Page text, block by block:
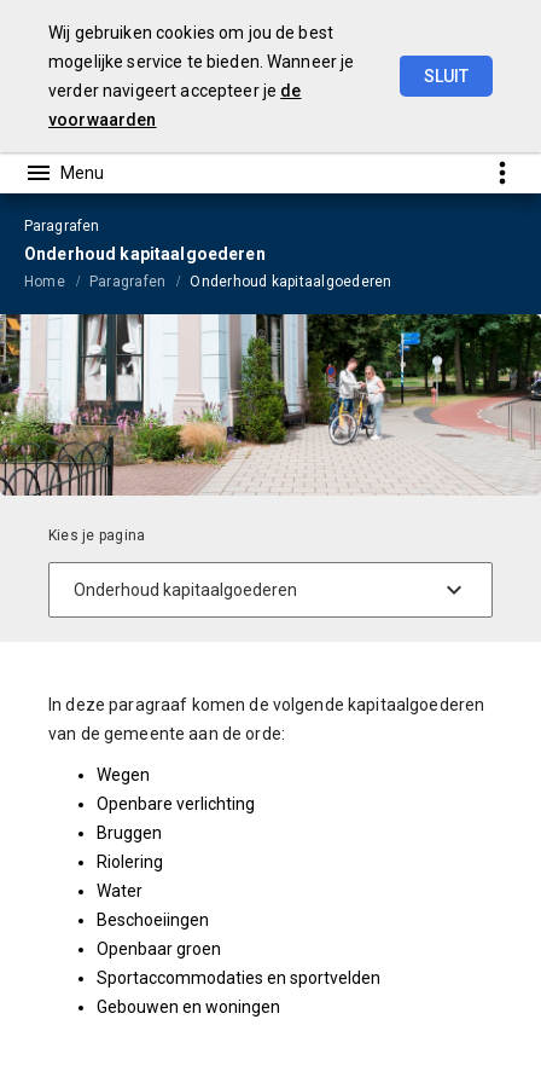
Wij gebruiken cookies om jou de best
mogelijke service te bieden. Wanneer je
verder navigeert accepteer je de
voorwaarden
SLUIT
Paragrafen
Onderhoud kapitaalgoederen
Home Paragrafen Onderhoud kapitaalgoederen
In deze paragraaf komen de volgende kapitaalgoederen
van de gemeente aan de orde:
Wegen
Openbare verlichting
Bruggen
Riolering
Water
Beschoeiingen
Openbaar groen
Sportaccommodaties en sportvelden
Gebouwen en woningen